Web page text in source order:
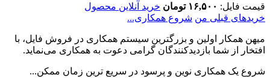
قیمت فایل: ۱۶,۵۰۰ تومان
خرید آنلاین محصول
خریدهای قبلی من شروع همکاری...
میهن همکار اولین و بزرگترین سیستم همکاری در فروش فایل، با
افتخار از شما بازدیدکنندگان گرامی دعوت به همکاری می‌نماید.
شروع یک همکاری نوین و پرسود در سریع ترین زمان ممکن...